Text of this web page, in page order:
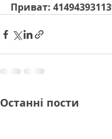
Приват:
Останні пости